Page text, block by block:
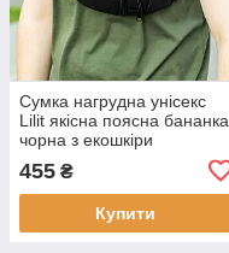
Сумка нагрудна унісекс
Lilit якісна поясна бананка
чорна з екошкіри
455 ₴
Купити